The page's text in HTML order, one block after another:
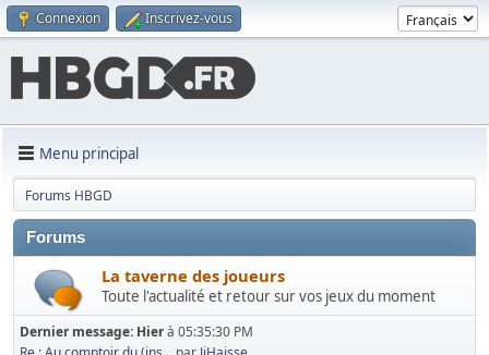
Connexion Inscrivez-vous
Menu principal
Forums HBGD
Forums
La taverne des joueurs
Toute l'actualité et retour sur vos jeux du moment
Dernier message: Hierà 05:35:30 PM